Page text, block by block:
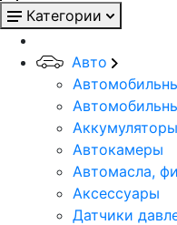
Категории
Авто
Аккумуляторы
Автокамеры
Автомасла,
Аксессуары
Датчики